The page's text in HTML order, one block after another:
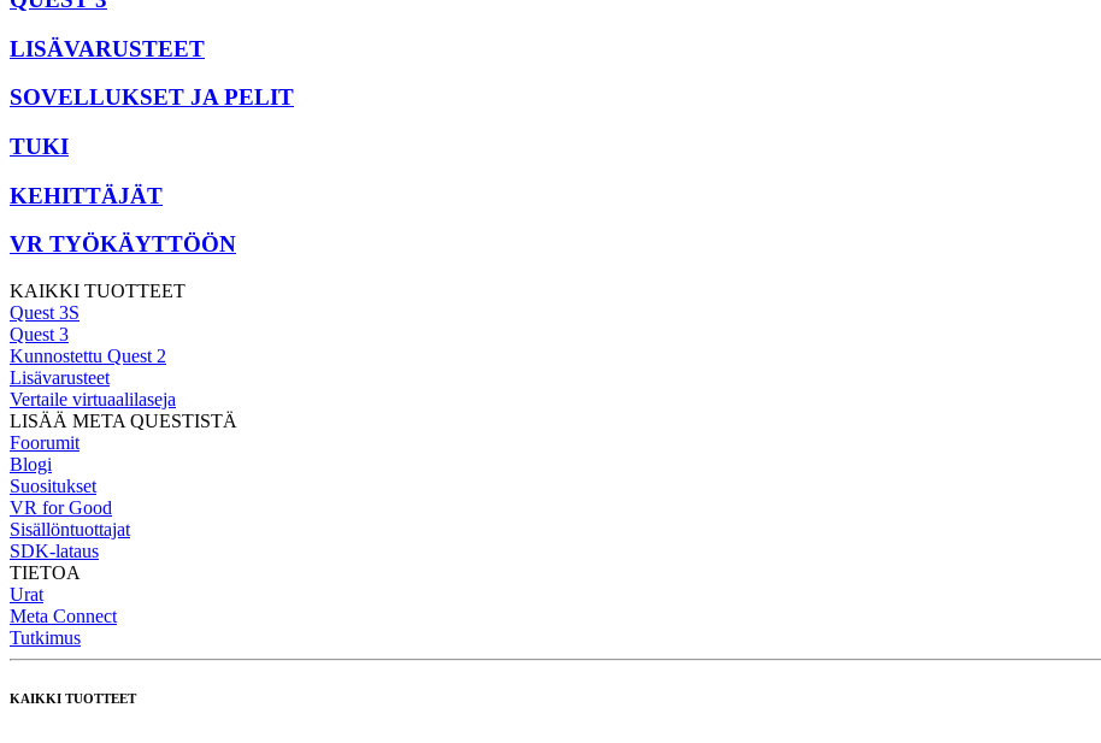
LISÄVARUSTEET
SOVELLUKSET JA PELIT
TUKI
KEHITTÄJÄT
VR TYÖKÄYTTÖÖN
KAIKKI TUOTTEET
Quest 3S
Quest 3
Kunnostettu Quest 2
Lisävarusteet
Vertaile virtuaalilaseja
LISÄÄ META QUESTISTÄ
Foorumit
Blogi
Suositukset
VR for Good
Sisällöntuottajat
SDK-lataus
TIETOA
Urat
Meta Connect
Tutkimus
KAIKKI TUOTTEET